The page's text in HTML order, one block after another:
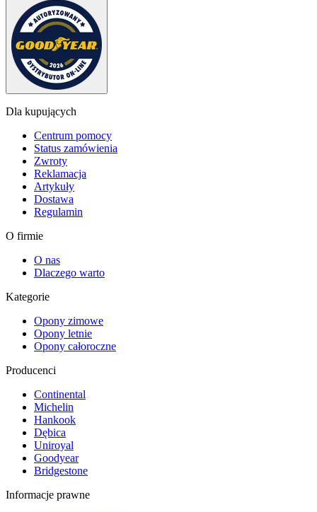
Dla kupujących
Centrum pomocy
Status zamówienia
Zwroty
Reklamacja
Artykuły
Dostawa
Regulamin
O firmie
O nas
Dlaczego warto
Kategorie
Opony zimowe
Opony letnie
Opony całoroczne
Producenci
Continental
Michelin
Hankook
Dębica
Uniroyal
Goodyear
Bridgestone
Informacje prawne